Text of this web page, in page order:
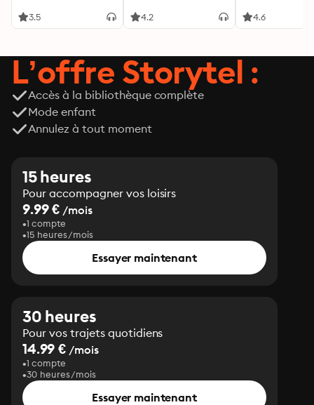
3.5 4.2 4.6
L’offre Storytel :
Accès à la bibliothèque complète
Mode enfant
Annulez à tout moment
15 heures
Pour accompagner vos loisirs
9.99 € /mois
1 compte
15 heures/mois
Essayer maintenant
30 heures
Pour vos trajets quotidiens
14.99 € /mois
1 compte
30 heures/mois
Essayer maintenant